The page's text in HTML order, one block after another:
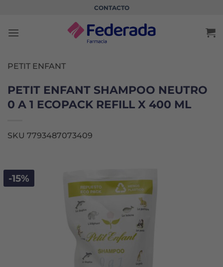
contenido
CONTACTO
PETIT ENFANT
PETIT ENFANT SHAMPOO NEUTRO
0 A 1 ECOPACK REFILL X 400 ML
SKU 7793487073409
-15%